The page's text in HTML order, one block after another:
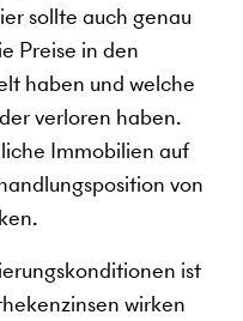
sollte auch genau
Preise in den
haben und welche
verloren haben.
Immobilien auf
von
ist
wirken